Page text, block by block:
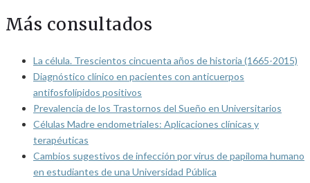
Más consultados
La célula. Trescientos cincuenta años de historia (1665-2015)
Diagnóstico clínico en pacientes con anticuerpos
antifosfolípidos positivos
Prevalencia de los Trastornos del Sueño en Universitarios
Células Madre endometriales: Aplicaciones clínicas y
terapéuticas
Cambios sugestivos de infección por virus de papiloma humano
en estudiantes de una Universidad Pública